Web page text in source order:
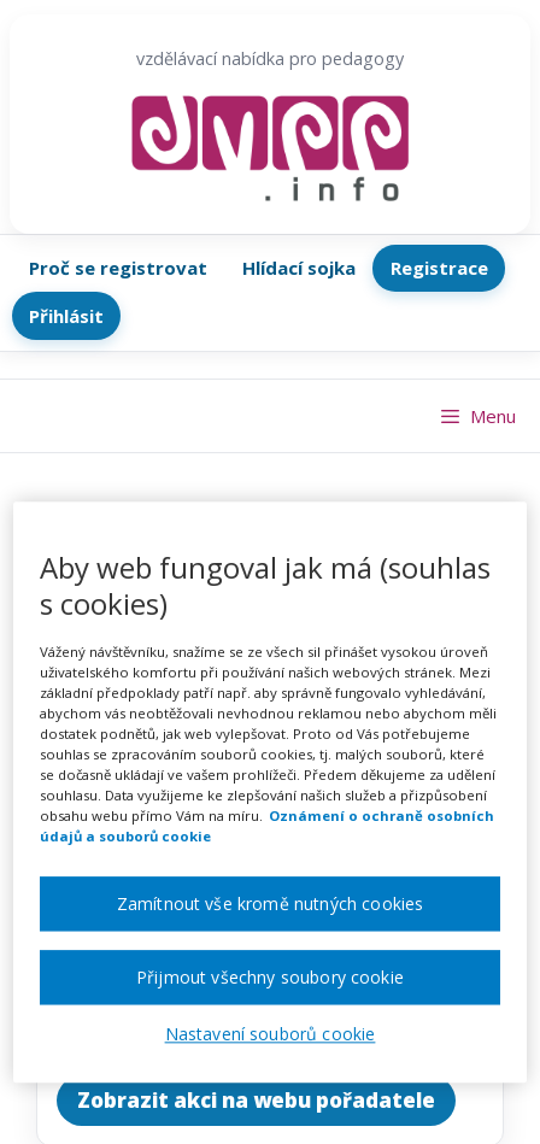
vzdělávací nabídka pro pedagogy
Proč se registrovat Hlídací sojka
Registrace
Přihlásit
Vyučovací hodiny s využitím
techniky – jednoduše a
zábavně (webinář)
PořádáZřetel, s.r.o.
TERMÍN
14. 09. 2026 - 21. 09. 2026
MÍSTO
ONLINE
Zobrazit akci na webu pořadatele
Menu
Aby web fungoval jak má (souhlas
s cookies)
Vážený návštěvníku, snažíme se ze všech sil přinášet vysokou úroveň
uživatelského komfortu při používání našich webových stránek. Mezi
základní předpoklady patří např. aby správně fungovalo vyhledávání,
abychom vás neobtěžovali nevhodnou reklamou nebo abychom měli
dostatek podnětů, jak web vylepšovat. Proto od Vás potřebujeme
souhlas se zpracováním souborů cookies, tj. malých souborů, které
se dočasně ukládají ve vašem prohlížeči. Předem děkujeme za udělení
souhlasu. Data využijeme ke zlepšování našich služeb a přizpůsobení
obsahu webu přímo Vám na míru. Oznámení o ochraně osobních
údajů a souborů cookie
Nastavení souborů cookie
Zamítnout vše kromě nutných cookies
Přijmout všechny soubory cookie